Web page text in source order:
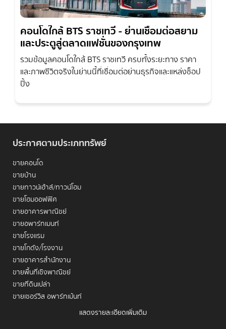
หากคุณกำลังมองหาพิกัดที่พักอาศัยที่รวมเอาความสะดวก
สบายของการเดินทางเข้าสู่ใจกลางเมืองและการเข้าถึงแหล่ง
ไลฟ์สไตล์ระดับโลกไว้ด้วยกัน การตัดสินใจ
ราชปรารภคือการวางตำแหน่งชีวิตให้อยู่บนจุดยุทธศาสตร์ที่
"ซื้อเวลา (Buying Time)" ได้อย่างแท้จริง ย่านนี้ไม่ใช่เพียงแค่
พื้นที่เศรษฐกิจที่สำคัญ แต่ยังเป็นรอยต่อที่เชื่อมระหว่างย่าน
การค้าดั้งเดิมอย่างประตูน้ำและย่านธุรกิจสมัยใหม่ในโซน
พญาไทและพระราม 9 การเลือกอยู่ที่นี่จะช่วยให้คุณประหยัด
คอนโดใกล้ BTS ราชเทวี - ย่านเชื่อมต่อสยาม
และประตูสู่ตลาดแฟชั่นของกรุงเทพ
รวมข้อมูลคอนโดใกล้ BTS ราชเทวี ครบทั้งระยะทาง ราคา
และภาพชีวิตจริงในย่านนี้ที่เชื่อมต่อย่านธุรกิจและแหล่งช็อป
ปิ้ง
ประกาศตามประเภททรัพย์
ขายคอนโด
ขายบ้าน
ขายทาวน์เฮ้าส์/ทาวน์โฮม
ขายโฮมออฟฟิศ
ขายอาคารพาณิชย์
ขายอพาร์ทเมนท์
ขายโรงแรม
ขายโกดัง/โรงงาน
ขายอาคารสำนักงาน
ขายพื้นที่เชิงพาณิชย์
ขายที่ดินเปล่า
ขายเซอร์วิส อพาร์ทเม้นท์
แสดงรายละเอียดเพิ่มเติม